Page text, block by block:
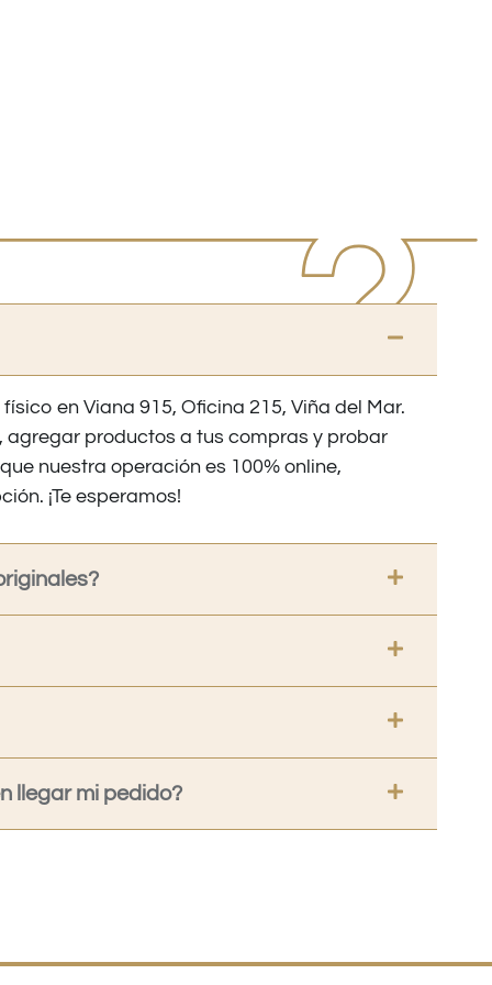
en Viana 915, Oficina 215, Viña del Mar.
agregar productos a tus compras y probar
nuestra operación es 100% online,
¡Te esperamos!
llegar mi pedido?